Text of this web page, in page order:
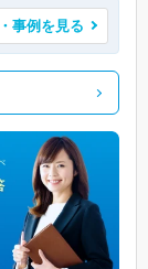
事例を見る